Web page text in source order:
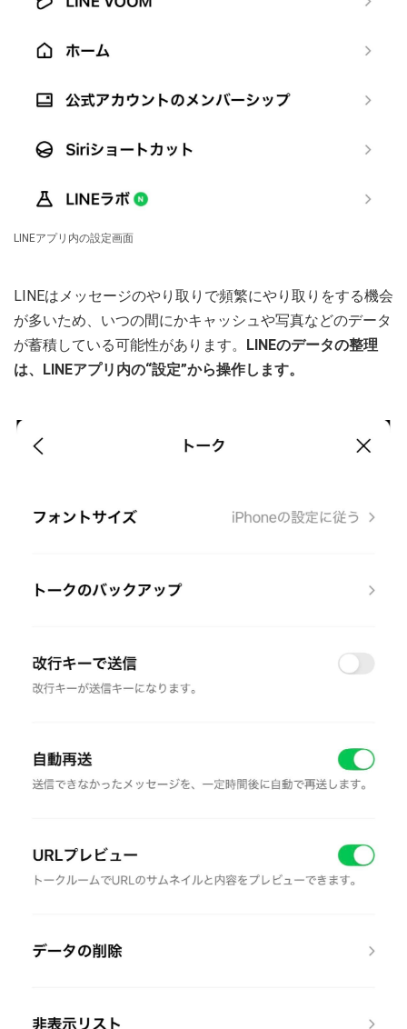
LINEアプリ内の設定画面
LINEはメッセージのやり取りで頻繁にやり取りをする機会
が多いため、いつの間にかキャッシュや写真などのデータ
が蓄積している可能性があります。 LINEのデータの整理
は、LINEアプリ内の“設定”から操作します。